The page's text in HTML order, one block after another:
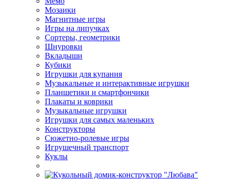
Мозаики
Магнитные игры
Игры на липучках
Сортеры, геометрики
Шнуровки
Вкладыши
Кубики
Игрушки для купания
Музыкальные и интерактивные игрушки
Планшетики и смартфончики
Плакаты и коврики
Музыкальные игрушки
Игрушки для самых маленьких
Конструкторы
Сюжетно-ролевые игры
Игрушечный транспорт
Куклы